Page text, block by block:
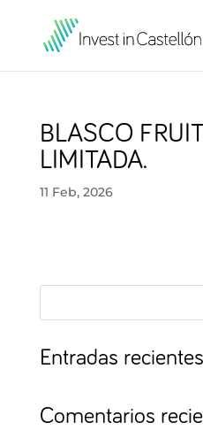
BLASCO
LIMITADA.
11 Feb, 2026
Entradas recientes
Comentarios